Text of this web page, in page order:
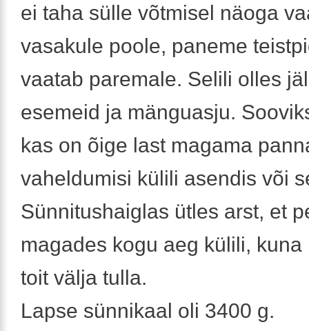
ei taha sülle võtmisel näoga
vasakule poole, paneme
vaatab paremale. Selili olles
esemeid ja mänguasju.
kas on õige last magama
vaheldumisi külili asendis või
Sünnitushaiglas ütles arst, et
magades kogu aeg külili, kuna
toit välja tulla.
Lapse sünnikaal oli 3400 g.